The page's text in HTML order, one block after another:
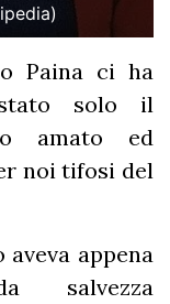
Paina ci ha
solo il
amato ed
noi tifosi del
aveva appena
salvezza